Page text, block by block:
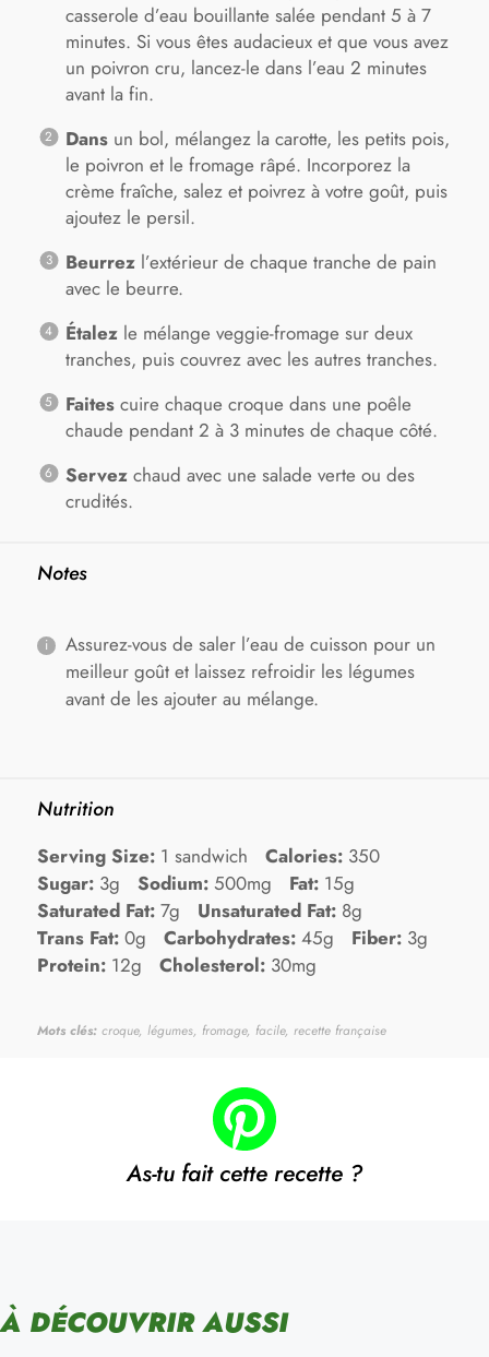
casserole d’eau bouillante salée pendant 5 à 7
minutes. Si vous êtes audacieux et que vous avez
un poivron cru, lancez-le dans l’eau 2 minutes
avant la fin.
Dansun bol, mélangez la carotte, les petits pois,
le poivron et le fromage râpé. Incorporez la
crème fraîche, salez et poivrez à votre goût, puis
ajoutez le persil.
Beurrezl’extérieur de chaque tranche de pain
avec le beurre.
Étalezle mélange veggie-fromage sur deux
tranches, puis couvrez avec les autres tranches.
Faitescuire chaque croque dans une poêle
chaude pendant 2 à 3 minutes de chaque côté.
Servezchaud avec une salade verte ou des
crudités.
Notes
Assurez-vous de saler l’eau de cuisson pour un
meilleur goût et laissez refroidir les légumes
avant de les ajouter au mélange.
Nutrition
Serving Size: 1 sandwich Calories: 350
Sugar: 3g Sodium: 500mg Fat: 15g
Saturated Fat: 7g Unsaturated Fat: 8g
Trans Fat: 0g Carbohydrates: 45g Fiber: 3g
Protein: 12g Cholesterol: 30mg
Mots clés: croque, légumes, fromage, facile, recette française
As-tu fait cette recette ?
À DÉCOUVRIR AUSSI